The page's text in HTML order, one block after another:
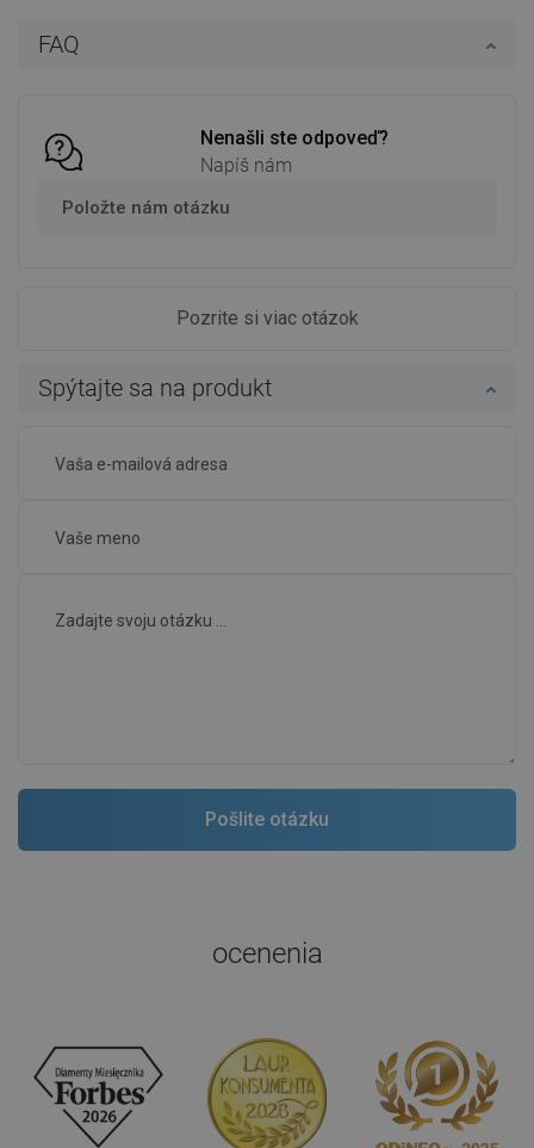
FAQ
Nenašli ste odpoveď?
Napíš nám
Položte nám otázku
Pozrite si viac otázok
Spýtajte sa na produkt
ocenenia